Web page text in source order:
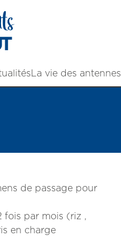
La vie des antennes
de passage pour
fois par mois (riz ,
en charge